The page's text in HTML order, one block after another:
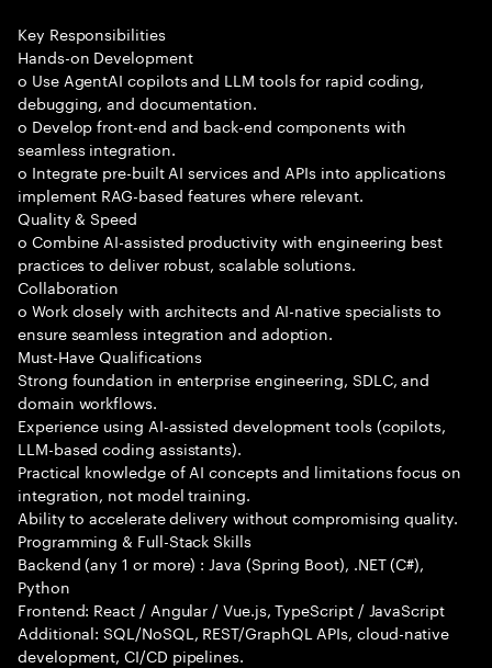
Key Responsibilities
Hands-on Development
o Use AgentAI copilots and LLM tools for rapid coding,
debugging, and documentation.
o Develop front-end and back-end components with
seamless integration.
o Integrate pre-built AI services and APIs into applications
implement RAG-based features where relevant.
Quality & Speed
o Combine AI-assisted productivity with engineering best
practices to deliver robust, scalable solutions.
Collaboration
o Work closely with architects and AI-native specialists to
ensure seamless integration and adoption.
Must-Have Qualifications
Strong foundation in enterprise engineering, SDLC, and
domain workflows.
Experience using AI-assisted development tools (copilots,
LLM-based coding assistants).
Practical knowledge of AI concepts and limitations focus on
integration, not model training.
Ability to accelerate delivery without compromising quality.
Programming & Full-Stack Skills
Backend (any 1 or more) : Java (Spring Boot), .NET (C#),
Python
Frontend: React / Angular / Vue.js, TypeScript / JavaScript
Additional: SQL/NoSQL, REST/GraphQL APIs, cloud-native
development, CI/CD pipelines.